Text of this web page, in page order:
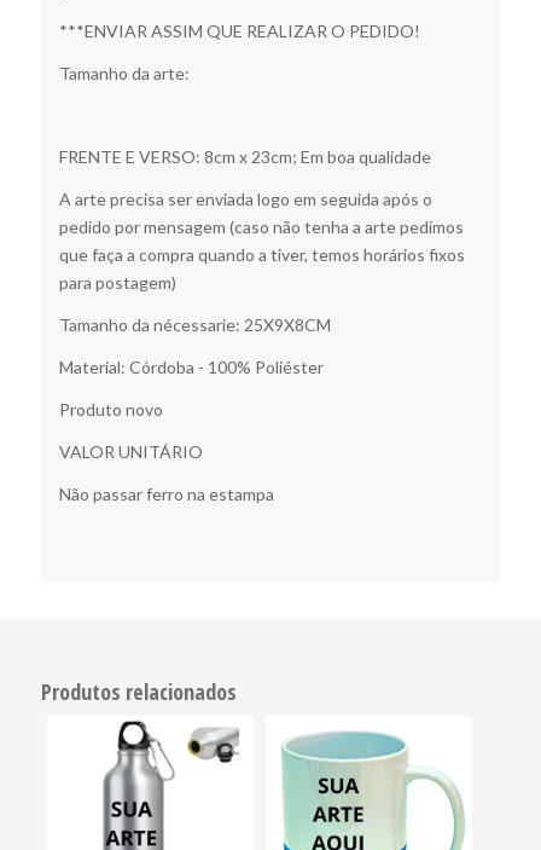
***ENVIAR ASSIM QUE REALIZAR O PEDIDO!
Tamanho da arte:
FRENTE E VERSO: 8cm x 23cm; Em boa qualidade
A arte precisa ser enviada logo em seguida após o
pedido por mensagem (caso não tenha a arte pedimos
que faça a compra quando a tiver, temos horários fixos
para postagem)
Tamanho da nécessarie: 25X9X8CM
Material: Córdoba - 100% Poliéster
Produto novo
VALOR UNITÁRIO
Não passar ferro na estampa
Produtos relacionados